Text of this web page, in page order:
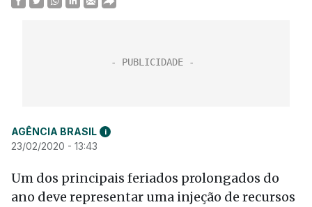
AGÊNCIA BRASIL i
23/02/2020 - 13:43
Um dos principais feriados prolongados do
ano deve representar uma injeção de recursos